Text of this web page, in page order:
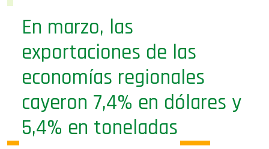
exportaciones de las
economías regionales
cayeron 7,4% en dólares y
5,4% en toneladas